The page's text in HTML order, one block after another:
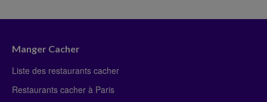
Manger Cacher
Liste des restaurants cacher
Restaurants cacher à Paris